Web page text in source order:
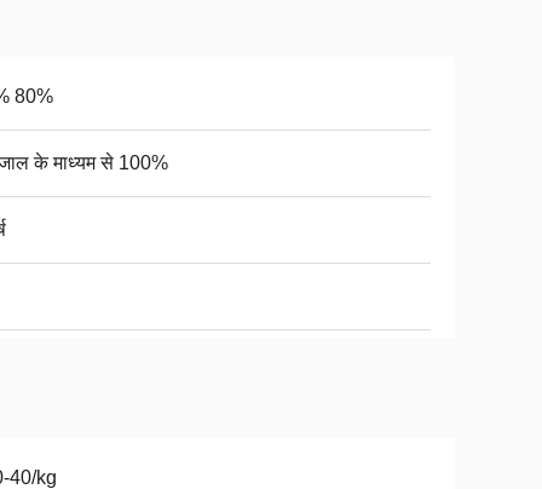
80%
के माध्यम से 100%
40/kg